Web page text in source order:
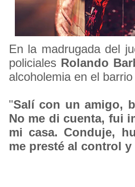
En la madrugada del
policiales Rolando
alcoholemia en el
"Salí con un amigo,
No me di cuenta, fui
mi casa. Conduje,
me presté al control